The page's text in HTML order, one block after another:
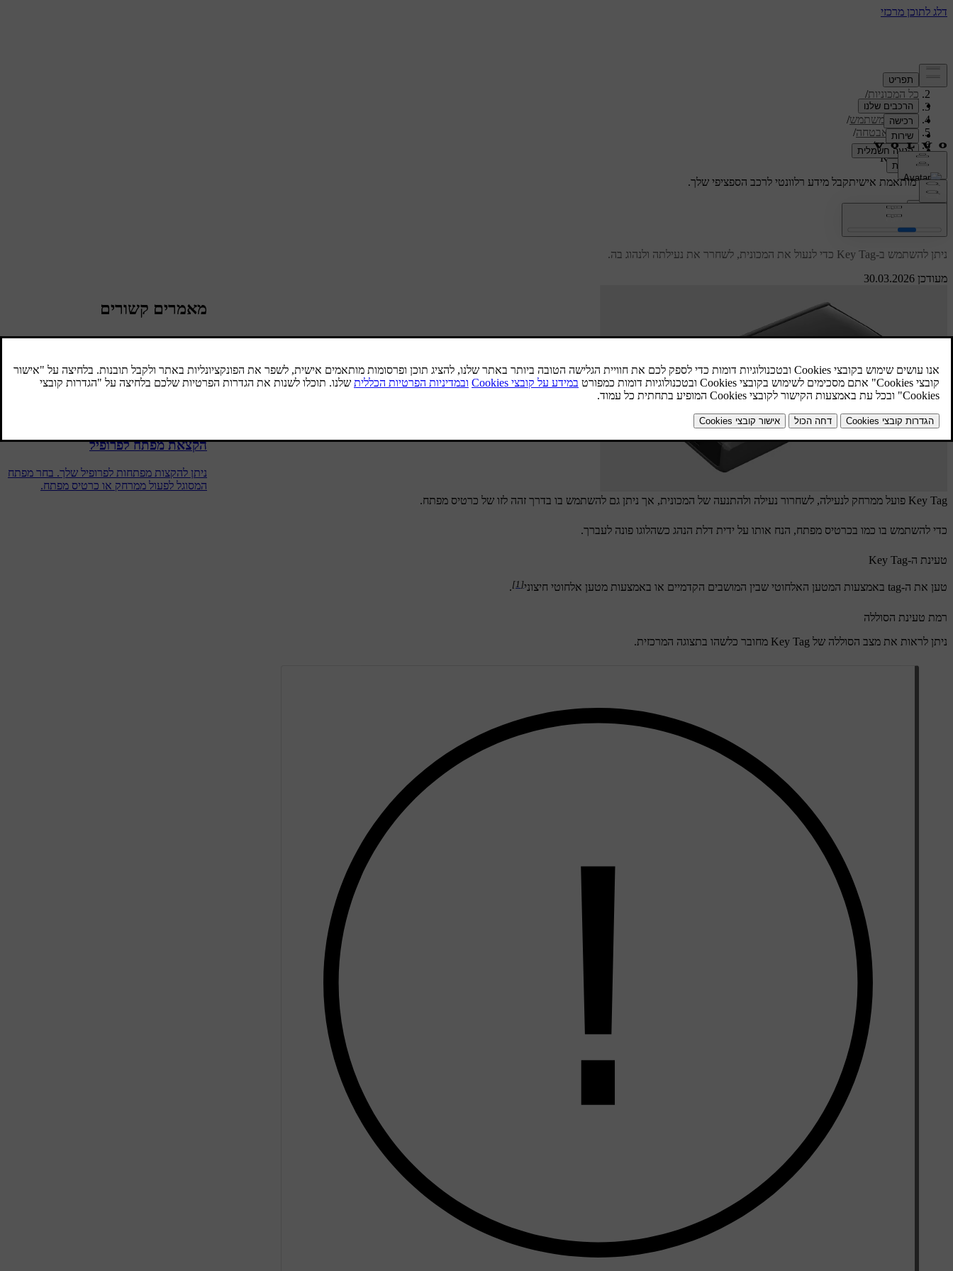
תמיכה/
כל המכוניות/
ES90 2026
/
מדריך למשתמש/
כניסה ואבטחה/
מפתחות/
Key Tag
תמיכה מותאמת אישיתקבל מידע רלוונטי לרכב הספציפי שלך.
מעודכן 30.03.2026
Key Tag
ניתן להשתמש ב-Key Tag כדי לנעול את המכונית, לשחרר את נעילתה ולנהוג בה.
Key Tag פועל ממרחק לנעילה, לשחרור נעילה ולהתנעה של המכונית, אך ניתן גם להשתמש בו בדרך זהה לזו של כרטיס מפתח.
כדי להשתמש בו כמו בכרטיס מפתח, הנח אותו על ידית דלת הנהג כשהלוגו פונה לעברך.
טעינת ה-Key Tag
טען את ה-tag באמצעות המטען האלחוטי שבין המושבים הקדמיים או באמצעות מטען אלחוטי חיצוני [1]
.
רמת טעינת הסוללה
ניתן לראות את מצב הסוללה של Key Tag מחובר כלשהו בתצוגה המרכזית.
מאמרים קשורים
יש לך מספר אופציות לנעילה ושחרור נעילה של
הקצאת מפתח לפרופיל
ניתן להקצות מפתחות לפרופיל שלך. בחר מפתח
המסוגל לפעול ממרחק או כרטיס מפתח.